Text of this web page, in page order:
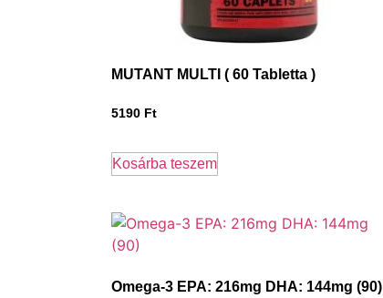
MUTANT MULTI ( 60 Tabletta )
5190 Ft
Kosárba teszem
Omega-3 EPA: 216mg DHA: 144mg (90)